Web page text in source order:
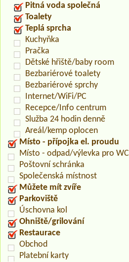
Pitná voda společná
Toalety
Teplá sprcha
Kuchyňka
Pračka
Dětské hřiště/baby room
Bezbariérové toalety
Bezbariérové sprchy
Internet/WiFi/PC
Recepce/Info centrum
Služba 24 hodin denně
Areál/kemp oplocen
Místo - přípojka el. proudu
Místo - odpad/výlevka pro WC
Poštovní schránka
Společenská místnost
Můžete mít zvíře
Parkoviště
Úschovna kol
Ohniště/grilování
Restaurace
Obchod
Platební karty